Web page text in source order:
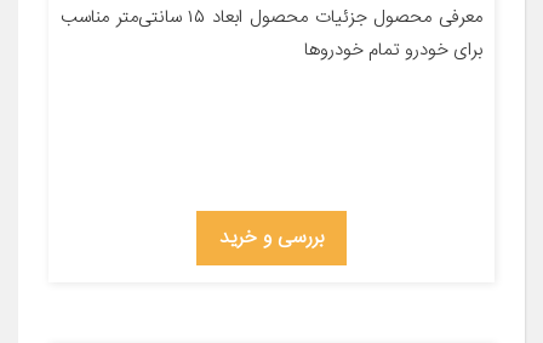
معرفی محصول جزئیات محصول ابعاد ۱۵ سانتی‌متر مناسب
برای خودرو تمام خودروها
بررسی و خرید